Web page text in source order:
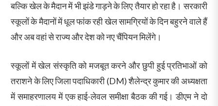
बल्कि खेल के मैदान में भी झंडे गाड़ने के लिए तैयार हो रहा है। सरकारी
स्कूलों के मैदानों में धूल फांक रही खेल सामग्रियों के दिन बहुरने वाले हैं
और अब वहां से राज्य और देश को नए चैंपियन मिलेंगे।
स्कूलों में खेल संस्कृति को मजबूत करने और छुपी हुई प्रतिभाओं को
तराशने के लिए जिला पदाधिकारी (DM) शैलेन्द्र कुमार की अध्यक्षता
में समाहरणालय में एक हाई-लेवल समीक्षा बैठक की गई। डीएम ने दो